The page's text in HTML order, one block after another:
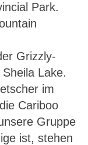
Park.
Grizzly-
Lake.
im
Cariboo
Gruppe
ist, stehen